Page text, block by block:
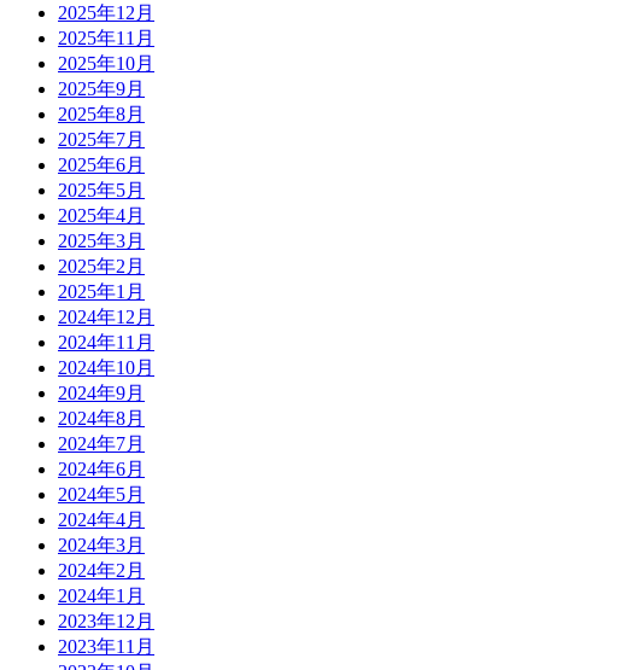
2025年12月
2025年11月
2025年10月
2025年9月
2025年8月
2025年7月
2025年6月
2025年5月
2025年4月
2025年3月
2025年2月
2025年1月
2024年12月
2024年11月
2024年10月
2024年9月
2024年8月
2024年7月
2024年6月
2024年5月
2024年4月
2024年3月
2024年2月
2024年1月
2023年12月
2023年11月